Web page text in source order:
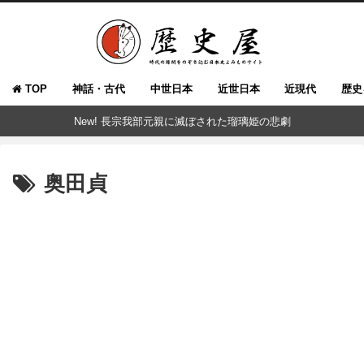
TOP 神話・古代 中世日本 近世日本 近現代 歴
New! 長宗我部元親に滅ぼされた瑠璃姫の悲劇
奥田貞